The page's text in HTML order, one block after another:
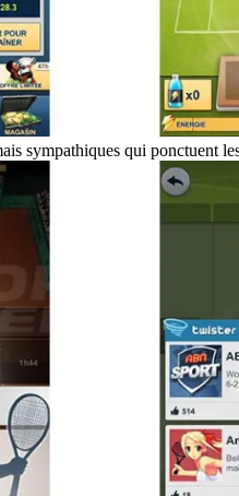
sympathiques qui ponctuent